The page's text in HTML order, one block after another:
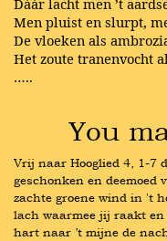
Dààr lacht men ’t
Men pluist en slurpt,
De vloeken als
Het zoute tranenvocht
…..
You
Vrij naar Hooglied 4, 1-
geschonken en deemoed
zachte groene wind in 't
lach waarmee jij raakt
hart naar ’t mijne de